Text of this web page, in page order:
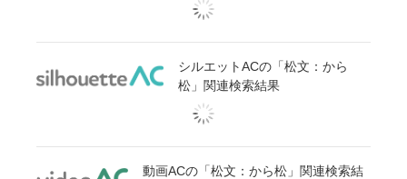
シルエットACの「松文：から
松」関連検索結果
動画ACの「松文：から松」関連検索結